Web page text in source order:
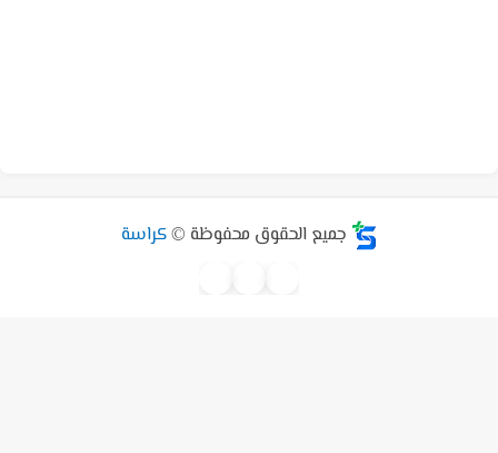
جميع الحقوق محفوظة © كراسة